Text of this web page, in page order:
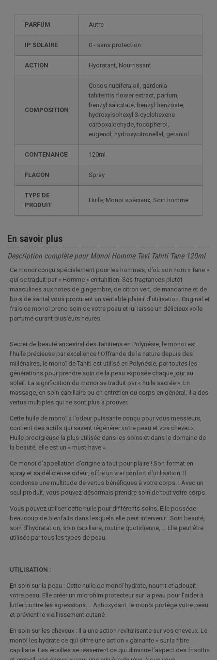
PARFUM Autre
IP SOLAIRE 0 - sans protection
ACTION Hydratant, Nourrissant
COMPOSITION
Cocos nucifera oil, gardenia
tahitentis flower extract, parfum,
benzyl salicitate, benzyl benzoate,
hydroxyisohexyl 3-cyclohexene
carboxaldehyde, tocopherol,
eugenol, hydroxycitronellal, geraniol.
CONTENANCE 120ml
FLACON Spray
TYPE DE
PRODUIT
Huile, Monoï spéciaux, Soin homme
En savoir plus
Description complète pour Monoi Homme Tevi Tahiti Tane 120ml
Ce monoï conçu spécialement pour les hommes, d’où son nom « Tane »
qui se traduit par « Homme » en tahitien. Ses fragrances plutôt
masculines aux notes de gingembre, de citron vert, de mandarine et de
bois de santal vous procurent un véritable plaisir d’utilisation. Original et
frais ce monoï prend soin de votre peau et lui laisse un délicieux voile
parfumé durant plusieurs heures.
Secret de beauté ancestral des Tahitiens en Polynésie, le monoï est
l’huile précieuse par excellence ! Offrande de la nature depuis des
millénaires, le monoï de Tahiti est utilisé en Polynésie, par toutes les
générations pour prendre soin de la peau exposée chaque jour au
soleil. La signification du monoï se traduit par « huile sacrée ». En
massage, en soin capillaire ou en entretien du corps en général, il a des
vertus multiples qui ne sont plus à prouver.
Cette huile de monoï à l’odeur puissante conçu pour vous messieurs,
contient des actifs qui savent régénérer votre peau et vos cheveux.
Huile prodigieuse la plus utilisée dans les soins et dans le domaine de
la beauté, elle est un « must-have ».
Ce monoï d’appellation d’origine a tout pour plaire ! Son format en
spray et sa délicieuse odeur, offre un vrai confort d’utilisation. Il
condense une multitude de vertus bénéfiques à votre corps. ! Avec un
seul produit, vous pouvez désormais prendre soin de tout votre corps.
Vous pouvez utiliser cette huile pour différents soins. Elle possède
beaucoup de bienfaits dans lesquels elle peut intervenir : Soin beauté,
soin d’hydratation, soin capillaire, routine quotidienne, … Elle peut être
utilisée par tous les types de peau.
UTILISATION :
En soin sur la peau : Cette huile de monoï hydrate, nourrit et adoucit
votre peau. Elle créer un microfilm protecteur sur la peau pour l’aider à
lutter contre les agressions.... Antioxydant, le monoï protège votre peau
et prévient le vieillissement cutané.
En soin sur les cheveux : Il a une action revitalisante sur vos cheveux. Le
monoï les hydrate ce qui offre une action « gainante » sur la fibre
capillaire. Les écailles se resserrent ce qui diminue l’aspect des frisottis